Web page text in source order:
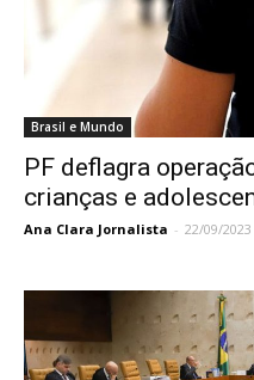
Brasil e Mundo
PF deflagra
crianças e
Ana Clara Jornalista - 22/09/2023